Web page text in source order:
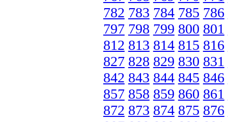
782 783 784 785 786
797 798 799 800 801
812 813 814 815 816
827 828 829 830 831
842 843 844 845 846
857 858 859 860 861
872 873 874 875 876